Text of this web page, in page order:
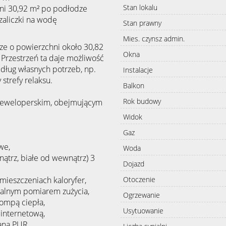
30,92 m² po podłodze
na wodę
o powierzchni około 30,82
ta daje możliwość
własnych potrzeb, np.
relaksu.
obejmującym
białe od wewnątrz) 3
kaloryfer,
pomiarem zużycia,
ciepła,
Stan lokalu
Stan prawny
Mies. czynsz admin.
Okna
Instalacje
Balkon
Rok budowy
Widok
Gaz
Woda
Dojazd
Otoczenie
Ogrzewanie
Usytuowanie